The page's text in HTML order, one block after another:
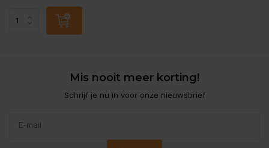
Mis nooit meer korting!
Schrijf je nu in voor onze nieuwsbrief